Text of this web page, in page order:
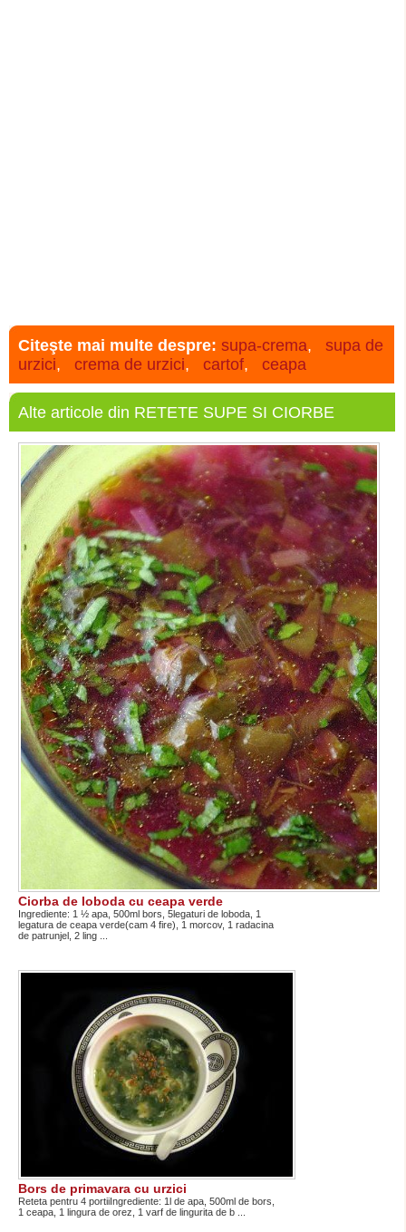
Citeşte mai multe despre: supa-crema, supa de
urzici, crema de urzici, cartof, ceapa
Alte articole din RETETE SUPE SI CIORBE
Ciorba de loboda cu ceapa verde
Ingrediente: 1 ½ apa, 500ml bors, 5legaturi de loboda, 1
legatura de ceapa verde(cam 4 fire), 1 morcov, 1 radacina
de patrunjel, 2 ling ...
Bors de primavara cu urzici
Reteta pentru 4 portiiIngrediente: 1l de apa, 500ml de bors,
1 ceapa, 1 lingura de orez, 1 varf de lingurita de b ...